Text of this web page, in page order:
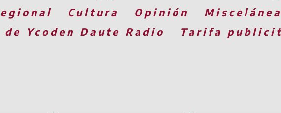
Cultura Opinión
Miscelánea
de Ycoden Daute Radio
Tarifa